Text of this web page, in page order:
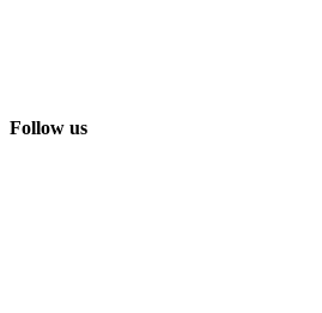
Follow us